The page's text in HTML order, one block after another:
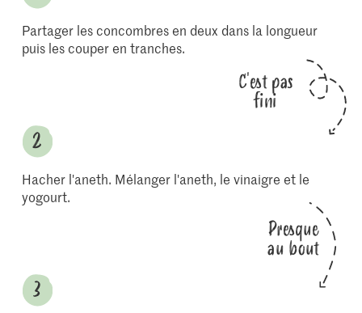
Partager les concombres en deux dans la longueur
puis les couper en tranches.
C'est pas
fini
Hacher l'aneth. Mélanger l'aneth, le vinaigre et le
yogourt.
Presque
au bout